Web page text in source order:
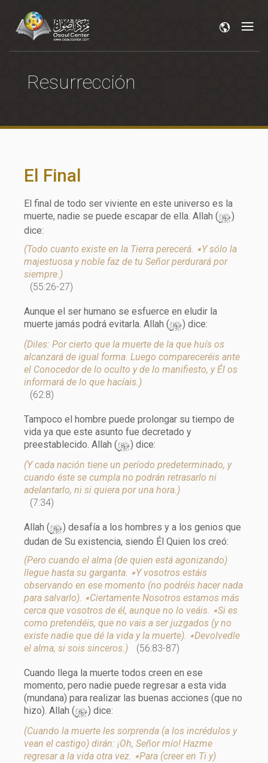
Resurrección
El Final
El final de todo ser viviente en este universo es la
muerte, nadie se puede escapar de ella. Allah (y)
dice:
(Todo cuanto existe en la Tierra perecerá. ٭Y sólo la
majestuosa y noble faz de tu Señor perdurará por
siempre.)
(55:26-27)
Aunque el ser humano se esfuerce en eludir la
muerte jamás podrá evitarla. Allah (y) dice:
(Diles: Por cierto que la muerte de la que huís os
alcanzará de igual forma. Luego compareceréis ante
el Conocedor de lo oculto y de lo manifiesto, y Él os
informará de lo que hacíais.)
(62:8)
Tampoco el hombre puede prolongar su tiempo de
vida ya que este asunto fue decretado y
preestablecido. Allah (y) dice:
(Y cada nación tiene un período predeterminado, y
cuando éste se cumpla no podrán retrasarlo ni
adelantarlo, ni si quiera por una hora.)
(7:34)
Allah (y) desafía a los hombres y a los genios que
dudan de Su existencia, siendo Él Quien los creó:
(Pero cuando el alma (de quien está agonizando)
llegue hasta su garganta. ٭Y vosotros estáis
observando en ese momento (no podréis hacer nada
para salvarlo). ٭Ciertamente Nosotros estamos más
cerca que vosotros de él, aunque no lo veáis. ٭Si es
como pretendéis, que no vais a ser juzgados (y no
existe nadie que dé la vida y la muerte). ٭Devolvedle
el alma, si sois sinceros.)
(56:83-87)
Cuando llega la muerte todos creen en ese
momento, pero nadie puede regresar a esta vida
(mundana) para realizar las buenas acciones (que no
hizo). Allah (y) dice:
(Cuando la muerte les sorprenda (a los incrédulos y
vean el castigo) dirán: ¡Oh, Señor mío! Hazme
regresar a la vida otra vez. ٭Para (creer en Ti y)